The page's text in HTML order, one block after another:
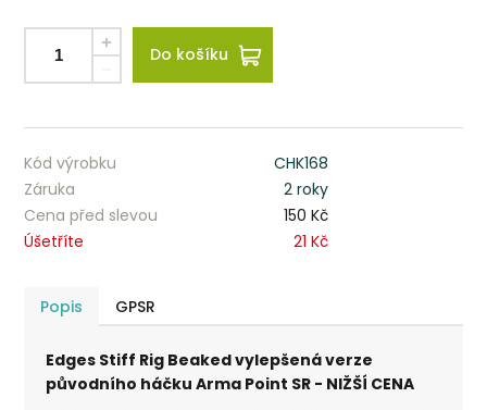
Do košíku
Kód výrobku
CHK168
Záruka
2 roky
Cena před slevou
150 Kč
Úšetříte
21 Kč
Popis GPSR
Edges Stiff Rig Beaked vylepšená verze
původního háčku Arma Point SR - NIŽŠÍ CENA